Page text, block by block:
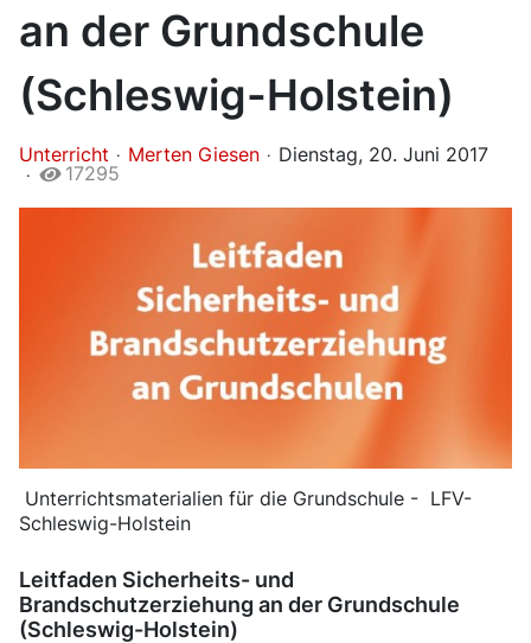
an der Grundschule
(Schleswig-Holstein)
Unterricht Merten Giesen
Dienstag, 20. Juni 2017
17295
Unterrichtsmaterialien für die Grundschule - LFV-
Schleswig-Holstein
Leitfaden Sicherheits- und
Brandschutzerziehung an der Grundschule
(Schleswig-Holstein)